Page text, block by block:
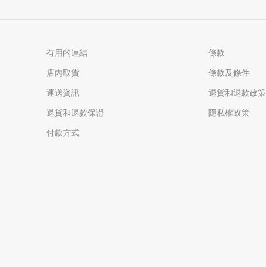
有用的連結
店內取貨
運送資訊
退貨和退款保證
付款方式
條款
條款及條件
退貨和退款政策
隱私權政策